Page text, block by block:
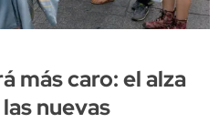
más caro: el alza
nuevas